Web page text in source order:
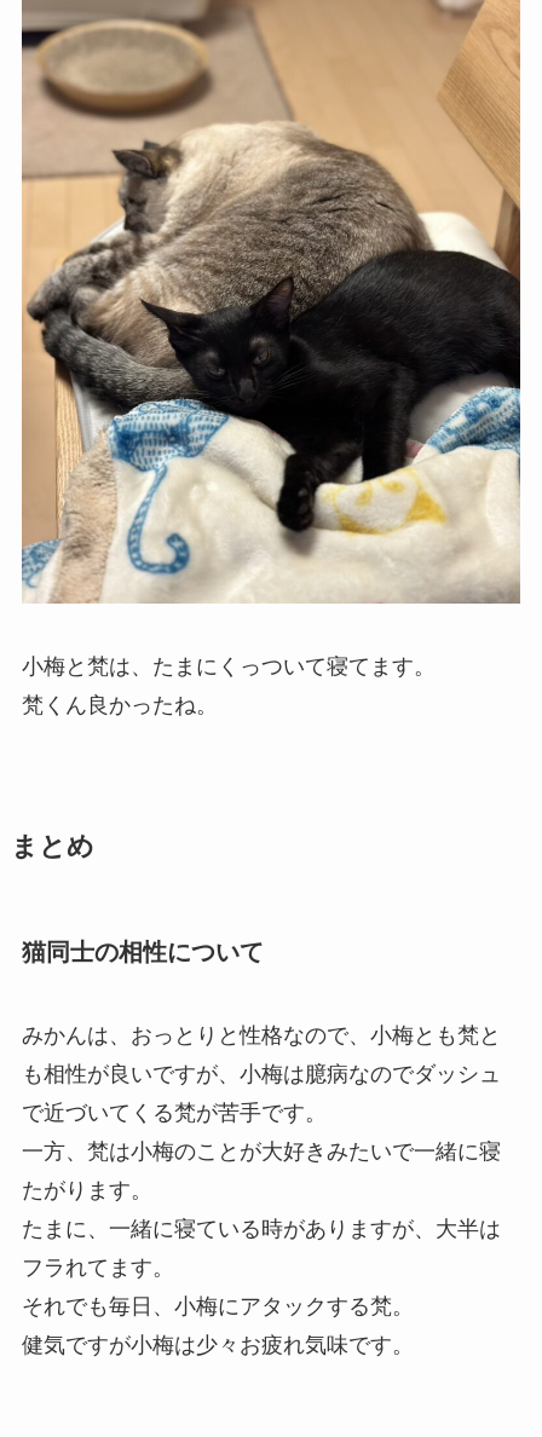
小梅と梵は、たまにくっついて寝てます。
梵くん良かったね。
まとめ
猫同士の相性について
みかんは、おっとりと性格なので、小梅とも梵と
も相性が良いですが、小梅は臆病なのでダッシュ
で近づいてくる梵が苦手です。
一方、梵は小梅のことが大好きみたいで一緒に寝
たがります。
たまに、一緒に寝ている時がありますが、大半は
フラれてます。
それでも毎日、小梅にアタックする梵。
健気ですが小梅は少々お疲れ気味です。